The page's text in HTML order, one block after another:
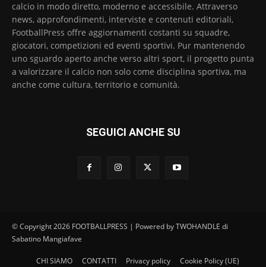
calcio in modo diretto, moderno e accessibile. Attraverso
news, approfondimenti, interviste e contenuti editoriali,
FootballPress offre aggiornamenti costanti su squadre,
giocatori, competizioni ed eventi sportivi. Pur mantenendo
uno sguardo aperto anche verso altri sport, il progetto punta
a valorizzare il calcio non solo come disciplina sportiva, ma
anche come cultura, territorio e comunità.
SEGUICI ANCHE SU
© Copyright 2026 FOOTBALLPRESS | Powered by TWOHANDLE di
Sabatino Mangiafave
CHI SIAMO CONTATTI Privacy policy Cookie Policy (UE)